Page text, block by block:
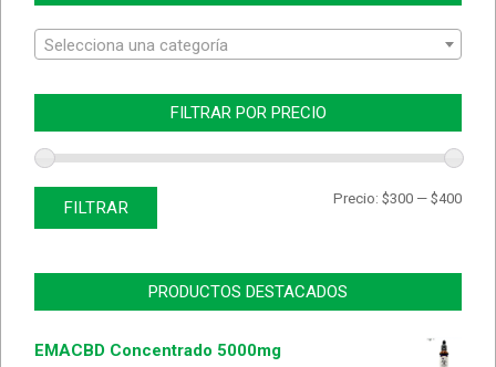
Selecciona una categoría
FILTRAR POR PRECIO
FILTRAR Precio: $300 — $400
PRODUCTOS DESTACADOS
EMACBD Concentrado 5000mg